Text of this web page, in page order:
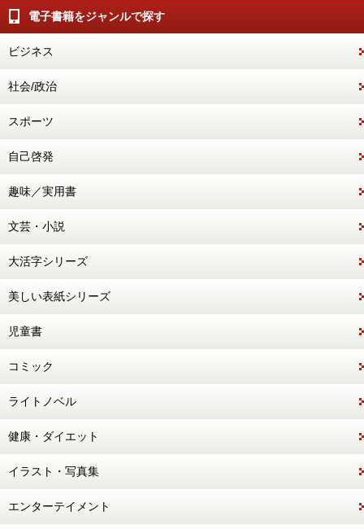
電子書籍をジャンルで探す
ビジネス
社会/政治
スポーツ
自己啓発
趣味／実用書
文芸・小説
大活字シリーズ
美しい表紙シリーズ
児童書
コミック
ライトノベル
健康・ダイエット
イラスト・写真集
エンターテイメント